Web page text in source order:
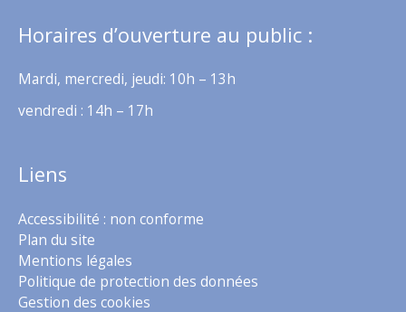
Horaires d’ouverture au public :
Mardi, mercredi, jeudi: 10h – 13h
vendredi : 14h – 17h
Liens
Accessibilité : non conforme
Plan du site
Mentions légales
Politique de protection des données
Gestion des cookies